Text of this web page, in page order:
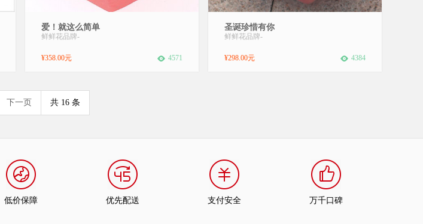
材 料：9支红玫瑰，9颗巧克力，2只小熊 包
装：精美心形礼盒包装（礼盒以店内实物为
心，整个世界似乎都是为他们而存在，为他
爱！就这么简单
鲜鲜花品牌-
¥358.00元 4571
花材：16支粉玫瑰+7支白玫瑰，1个苹果，
绿叶搭配包装：爱心礼盒包装赠送：免费附
材的季节原因和手工包扎，可能在花束的形
圣诞珍惜有你
鲜鲜花品牌-
¥298.00元 4384
下一页 共 16 条
低价保障 优先配送 支付安全 万千口碑